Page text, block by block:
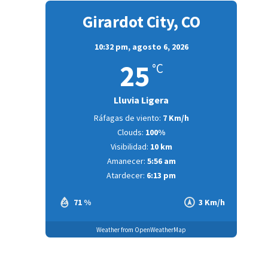
Girardot City, CO
10:32 pm, agosto 6, 2026
25 °C
Lluvia Ligera
71 % 3 Km/h
Ráfagas de viento: 7 Km/h
Clouds: 100%
Visibilidad: 10 km
Amanecer: 5:56 am
Atardecer: 6:13 pm
Weather from OpenWeatherMap